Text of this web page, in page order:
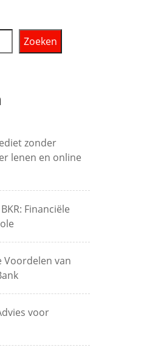
Zoeken
zonder
lenen en online
Financiële
Voordelen van
voor